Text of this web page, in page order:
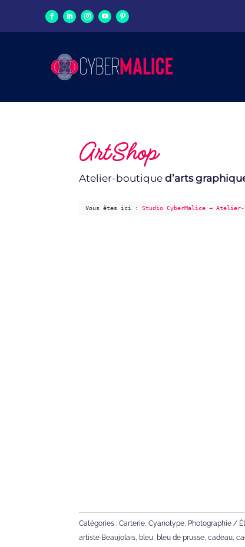
ArtShop
Atelier-boutique d’arts
Vous êtes ici :Studio CyberMalice →Atelier-
Catégories :Carterie,Cyanotype, Photographie
artiste Beaujolais, bleu, bleu de prusse,cadeau,